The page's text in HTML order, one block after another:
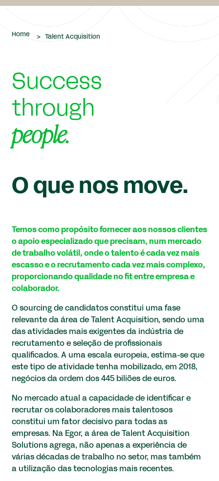
Home > Talent Acquisition
Success
through
people.
O que nos move.
Temos como propósito fornecer aos nossos clientes
o apoio especializado que precisam, num mercado
de trabalho volátil, onde o talento é cada vez mais
escasso e o recrutamento cada vez mais complexo,
proporcionando qualidade no fit entre empresa e
colaborador.
O sourcing de candidatos constitui uma fase
relevante da área de Talent Acquisition, sendo uma
das atividades mais exigentes da indústria de
recrutamento e seleção de profissionais
qualificados. A uma escala europeia, estima-se que
este tipo de atividade tenha mobilizado, em 2018,
negócios da ordem dos 445 biliões de euros.
No mercado atual a capacidade de identificar e
recrutar os colaboradores mais talentosos
constitui um fator decisivo para todas as
empresas. Na Egor, a área de Talent Acquisition
Solutions agrega, não apenas a experiência de
várias décadas de trabalho no setor, mas também
a utilização das tecnologias mais recentes.